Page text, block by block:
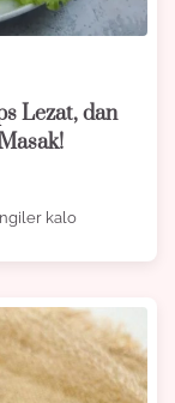
Lezat, dan
ngiler kalo